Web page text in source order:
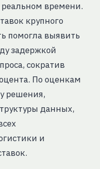
времени.
крупного
помогла выявить
задержкой
сократив
По оценкам
решения,
данных,
и